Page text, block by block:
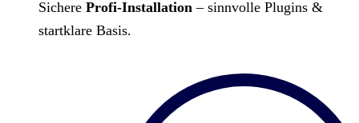
Sichere Profi-Installation – sinnvolle Plugins &
startklare Basis.